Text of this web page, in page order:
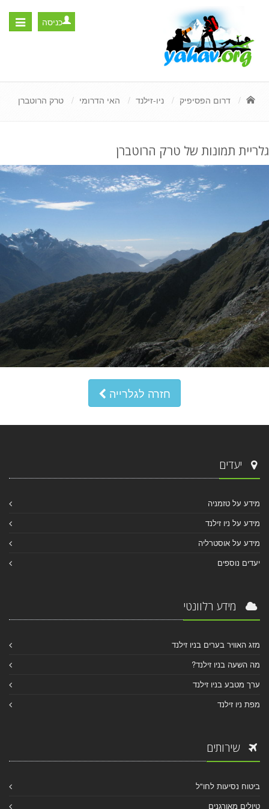
Toggle
כניסה
דרום הפסיפיק ניו-זילנד האי הדרומי טרק הרוטברן
גלריית תמונות של טרק הרוטברן
חזרה לגלרייה
יעדים
מידע על טזמניה
מידע על ניו זילנד
מידע על אוסטרליה
יעדים נוספים
מידע רלוונטי
מזג האוויר בערים בניו זילנד
מה השעה בניו זילנד?
ערך מטבע בניו זילנד
מפת ניו זילנד
שירותים
ביטוח נסיעות לחו"ל
טיולים מאורגנים